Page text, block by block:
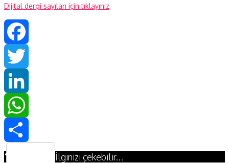
Dijital dergi sayıları için tıklayınız
Facebook
Twitter
LinkedIn
WhatsApp
Share
İlginizi çekebilir...